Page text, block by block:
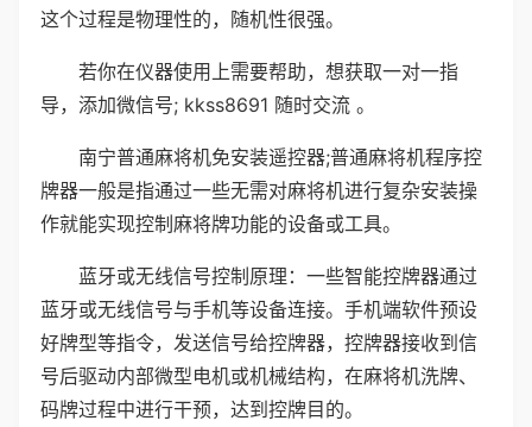
这个过程是物理性的，随机性很强。
若你在仪器使用上需要帮助，想获取一对一指
导，添加微信号; kkss8691 随时交流 。
南宁普通麻将机免安装遥控器;普通麻将机程序控
牌器一般是指通过一些无需对麻将机进行复杂安装操
作就能实现控制麻将牌功能的设备或工具。
蓝牙或无线信号控制原理：一些智能控牌器通过
蓝牙或无线信号与手机等设备连接。手机端软件预设
好牌型等指令，发送信号给控牌器，控牌器接收到信
号后驱动内部微型电机或机械结构，在麻将机洗牌、
码牌过程中进行干预，达到控牌目的。